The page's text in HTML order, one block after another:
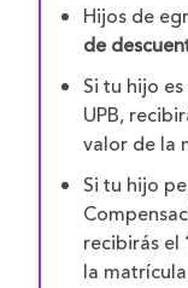
Hijos de
de
Si tu hijo
UPB,
valor de la
Si tu hijo
recibirás el
la